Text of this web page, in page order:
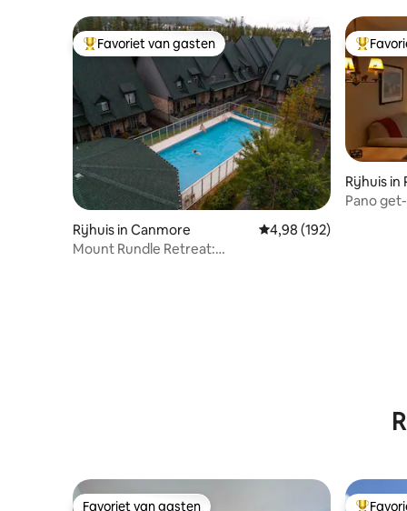
Topfavoriet van gasten
Favoriet van gasten
Rijhuis in Canmore Gemiddelde
4,98 (192)
Mount Rundle Retreat:
Rijhuis in
Pano
Favoriet van gasten